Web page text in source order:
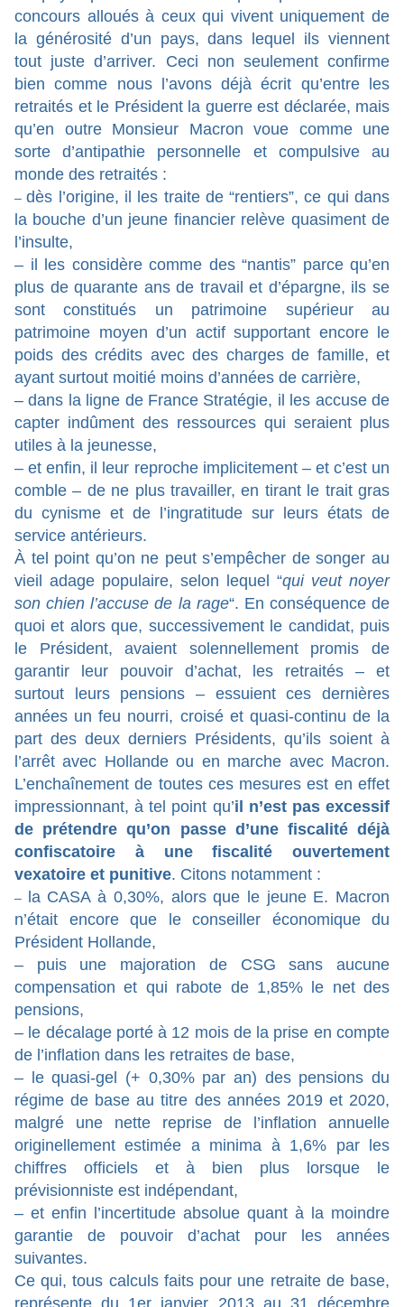
concours alloués à ceux qui vivent uniquement de
la générosité d’un pays, dans lequel ils viennent
tout juste d’arriver. Ceci non seulement confirme
bien comme nous l’avons déjà écrit qu’entre les
retraités et le Président la guerre est déclarée, mais
qu’en outre Monsieur Macron voue comme une
sorte d’antipathie personnelle et compulsive au
monde des retraités :
–dès l’origine, il les traite de “rentiers”, ce qui dans
la bouche d’un jeune financier relève quasiment de
l’insulte,
– il les considère comme des “nantis” parce qu’en
plus de quarante ans de travail et d’épargne, ils se
sont constitués un patrimoine supérieur au
patrimoine moyen d’un actif supportant encore le
poids des crédits avec des charges de famille, et
ayant surtout moitié moins d’années de carrière,
– dans la ligne de France Stratégie, il les accuse de
capter indûment des ressources qui seraient plus
utiles à la jeunesse,
– et enfin, il leur reproche implicitement – et c’est un
comble – de ne plus travailler, en tirant le trait gras
du cynisme et de l’ingratitude sur leurs états de
service antérieurs.
À tel point qu’on ne peut s’empêcher de songer au
vieil adage populaire, selon lequel “qui veut noyer
son chien l’accuse de la rage“. En conséquence de
quoi et alors que, successivement le candidat, puis
le Président, avaient solennellement promis de
garantir leur pouvoir d’achat, les retraités – et
surtout leurs pensions – essuient ces dernières
années un feu nourri, croisé et quasi-continu de la
part des deux derniers Présidents, qu’ils soient à
l’arrêt avec Hollande ou en marche avec Macron.
L’enchaînement de toutes ces mesures est en effet
impressionnant, à tel point qu’il n’est pas excessif
de prétendre qu’on passe d’une fiscalité déjà
confiscatoire à une fiscalité ouvertement
vexatoire et punitive. Citons notamment :
–
la CASA à 0,30%, alors que le jeune E. Macron
n’était encore que le conseiller économique du
Président Hollande,
– puis une majoration de CSG sans aucune
compensation et qui rabote de 1,85% le net des
pensions,
– le décalage porté à 12 mois de la prise en compte
de l’inflation dans les retraites de base,
– le quasi-gel (+ 0,30% par an) des pensions du
régime de base au titre des années 2019 et 2020,
malgré une nette reprise de l’inflation annuelle
originellement estimée a minima à 1,6% par les
chiffres officiels et à bien plus lorsque le
prévisionniste est indépendant,
– et enfin l’incertitude absolue quant à la moindre
garantie de pouvoir d’achat pour les années
suivantes.
Ce qui, tous calculs faits pour une retraite de base,